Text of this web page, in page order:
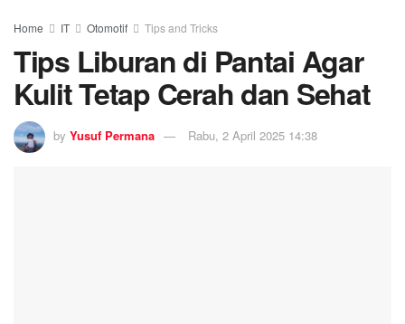
Home IT Otomotif Tips and Tricks
Tips Liburan di Pantai Agar
Kulit Tetap Cerah dan Sehat
by Yusuf Permana Rabu, 2 April 2025 14:38